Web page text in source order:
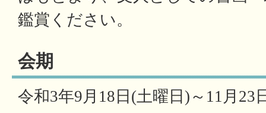
鑑賞ください。
会期
令和3年9月18日(土曜日)～11月23